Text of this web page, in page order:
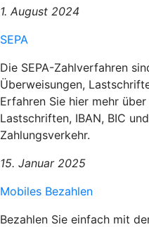
1. August 2024
SEPA
Die SEPA-Zahlverfahren
Überweisungen,
Erfahren Sie hier mehr
Lastschriften, IBAN, BIC
Zahlungsverkehr.
15. Januar 2025
Mobiles Bezahlen
Bezahlen Sie einfach mit